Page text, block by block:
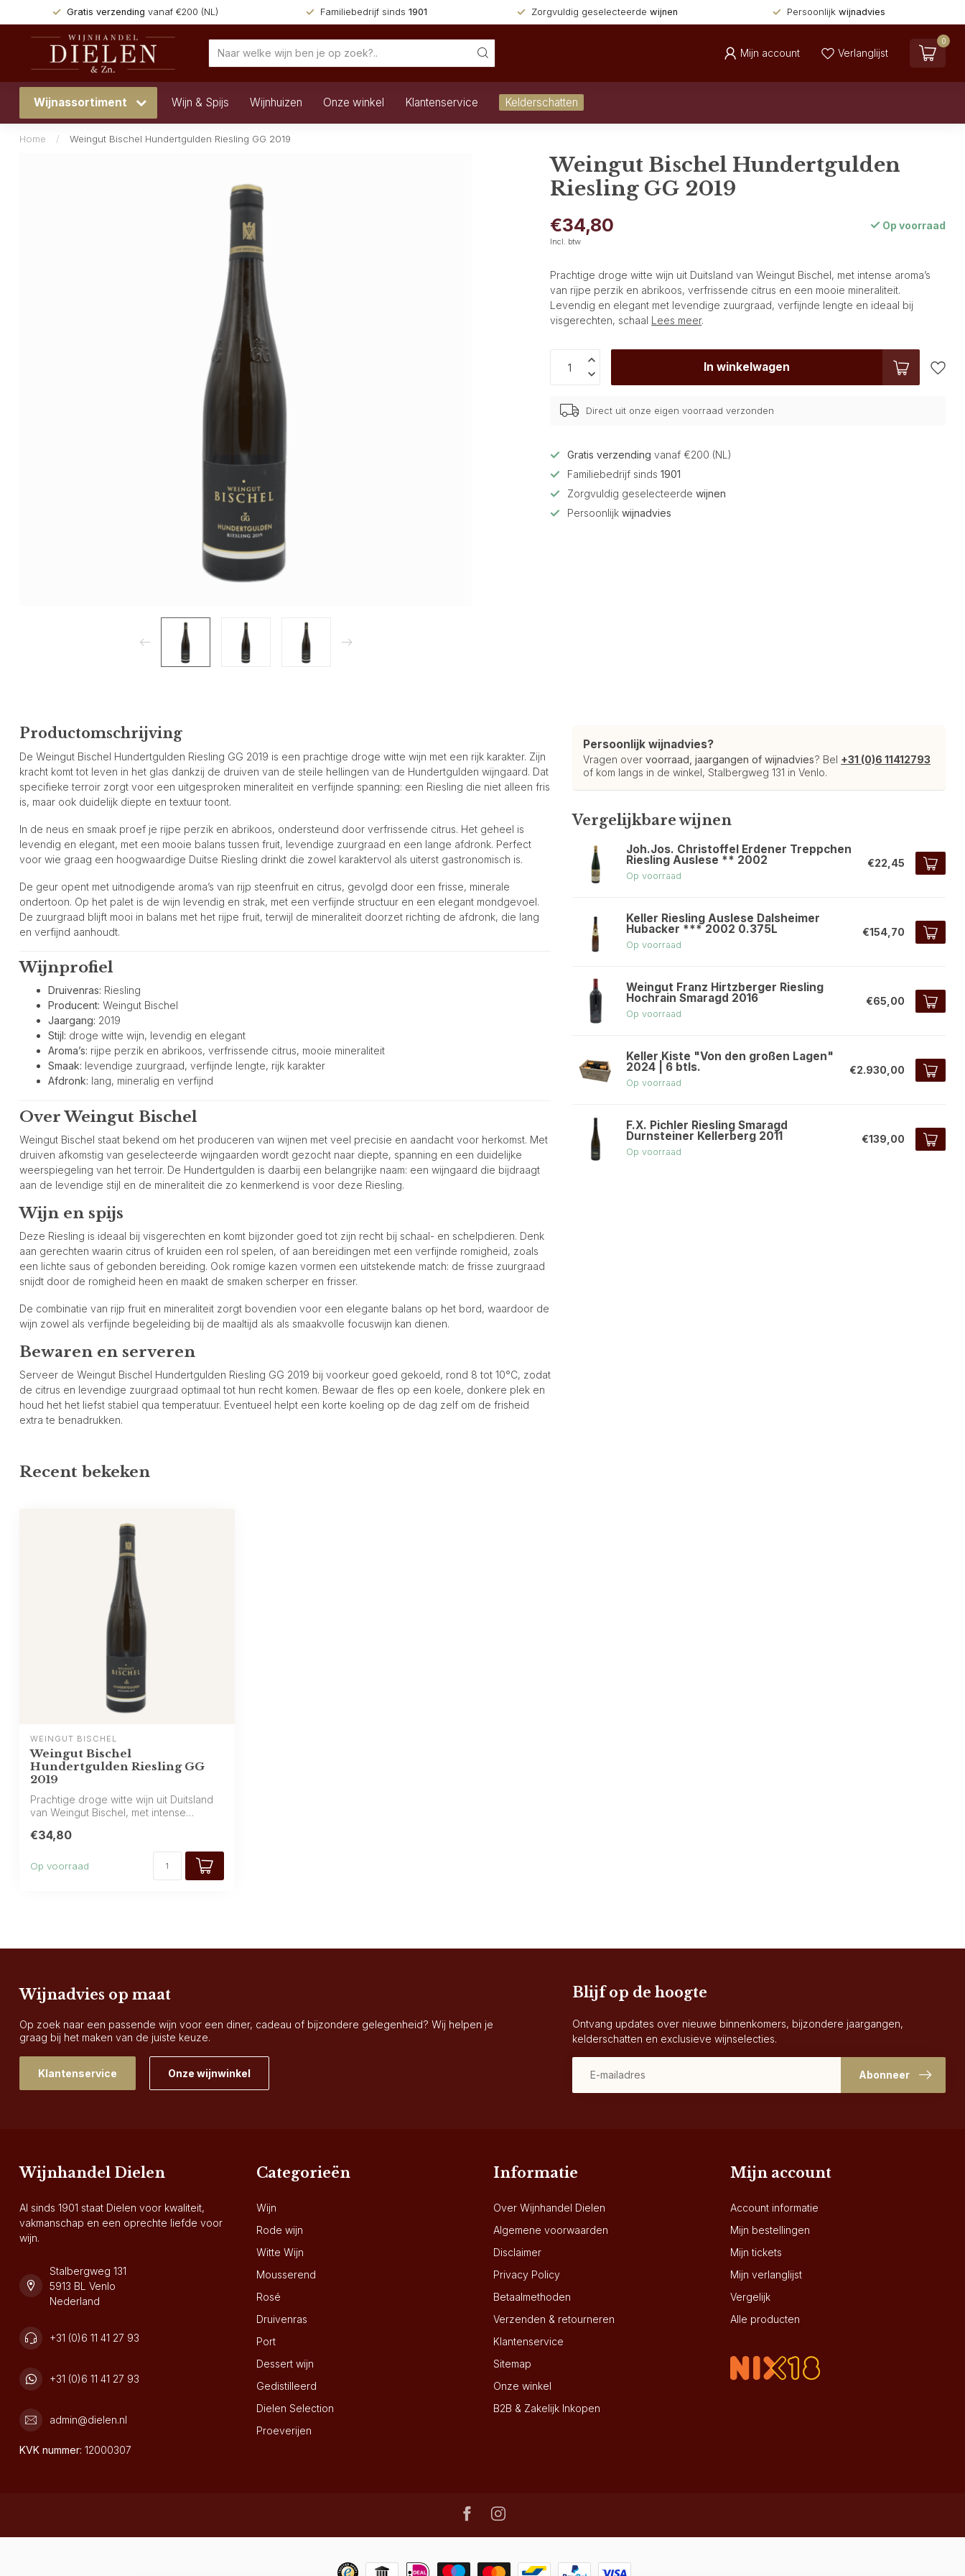
Gratis verzending vanaf €200 (NL) Familiebedrijf sinds 1901 Zorgvuldig geselecteerde wijnen Persoonlijk wijnadvies
Mijn account Verlanglijst
0
Wijnassortiment Wijn & Spijs Wijnhuizen Onze winkel Klantenservice Kelderschatten
Home / Weingut Bischel Hundertgulden Riesling GG 2019
Weingut Bischel Hundertgulden
Riesling GG 2019
€34,80
Incl. btw
Op voorraad
Prachtige droge witte wijn uit Duitsland van Weingut Bischel, met intense aroma’s
van rijpe perzik en abrikoos, verfrissende citrus en een mooie mineraliteit.
Levendig en elegant met levendige zuurgraad, verfijnde lengte en ideaal bij
visgerechten, schaal Lees meer.
In winkelwagen
Direct uit onze eigen voorraad verzonden
Gratis verzending vanaf €200 (NL)
Familiebedrijf sinds1901
Zorgvuldig geselecteerdewijnen
Persoonlijkwijnadvies
Productomschrijving
De Weingut Bischel Hundertgulden Riesling GG 2019 is een prachtige droge witte wijn met een rijk karakter. Zijn
kracht komt tot leven in het glas dankzij de druiven van de steile hellingen van de Hundertgulden wijngaard. Dat
specifieke terroir zorgt voor een uitgesproken mineraliteit en verfijnde spanning: een Riesling die niet alleen fris
is, maar ook duidelijk diepte en textuur toont.
In de neus en smaak proef je rijpe perzik en abrikoos, ondersteund door verfrissende citrus. Het geheel is
levendig en elegant, met een mooie balans tussen fruit, levendige zuurgraad en een lange afdronk. Perfect
voor wie graag een hoogwaardige Duitse Riesling drinkt die zowel karaktervol als uiterst gastronomisch is.
De geur opent met uitnodigende aroma’s van rijp steenfruit en citrus, gevolgd door een frisse, minerale
ondertoon. Op het palet is de wijn levendig en strak, met een verfijnde structuur en een elegant mondgevoel.
De zuurgraad blijft mooi in balans met het rijpe fruit, terwijl de mineraliteit doorzet richting de afdronk, die lang
en verfijnd aanhoudt.
Wijnprofiel
Druivenras: Riesling
Producent: Weingut Bischel
Jaargang: 2019
Stijl: droge witte wijn, levendig en elegant
Aroma’s: rijpe perzik en abrikoos, verfrissende citrus, mooie mineraliteit
Smaak: levendige zuurgraad, verfijnde lengte, rijk karakter
Afdronk: lang, mineralig en verfijnd
Over Weingut Bischel
Weingut Bischel staat bekend om het produceren van wijnen met veel precisie en aandacht voor herkomst. Met
druiven afkomstig van geselecteerde wijngaarden wordt gezocht naar diepte, spanning en een duidelijke
weerspiegeling van het terroir. De Hundertgulden is daarbij een belangrijke naam: een wijngaard die bijdraagt
aan de levendige stijl en de mineraliteit die zo kenmerkend is voor deze Riesling.
Wijn en spijs
Deze Riesling is ideaal bij visgerechten en komt bijzonder goed tot zijn recht bij schaal- en schelpdieren. Denk
aan gerechten waarin citrus of kruiden een rol spelen, of aan bereidingen met een verfijnde romigheid, zoals
een lichte saus of gebonden bereiding. Ook romige kazen vormen een uitstekende match: de frisse zuurgraad
snijdt door de romigheid heen en maakt de smaken scherper en frisser.
De combinatie van rijp fruit en mineraliteit zorgt bovendien voor een elegante balans op het bord, waardoor de
wijn zowel als verfijnde begeleiding bij de maaltijd als als smaakvolle focuswijn kan dienen.
Bewaren en serveren
Serveer de Weingut Bischel Hundertgulden Riesling GG 2019 bij voorkeur goed gekoeld, rond 8 tot 10°C, zodat
de citrus en levendige zuurgraad optimaal tot hun recht komen. Bewaar de fles op een koele, donkere plek en
houd het het liefst stabiel qua temperatuur. Eventueel helpt een korte koeling op de dag zelf om de frisheid
extra te benadrukken.
Persoonlijk wijnadvies?
Vragen over voorraad, jaargangen of wijnadvies? Bel +31 (0)6 11412793
of kom langs in de winkel, Stalbergweg 131 in Venlo.
Vergelijkbare wijnen
Joh.Jos. Christoffel Erdener Treppchen
Riesling Auslese ** 2002
Op voorraad
€22,45
Keller Riesling Auslese Dalsheimer
Hubacker *** 2002 0.375L
Op voorraad
€154,70
Weingut Franz Hirtzberger Riesling
Hochrain Smaragd 2016
Op voorraad
€65,00
Keller Kiste "Von den großen Lagen"
2024 | 6 btls.
Op voorraad
€2.930,00
F.X. Pichler Riesling Smaragd
Durnsteiner Kellerberg 2011
Op voorraad
€139,00
Recent bekeken
WEINGUT BISCHEL
Weingut Bischel
Hundertgulden Riesling GG
2019
Prachtige droge witte wijn uit Duitsland
van Weingut Bischel, met intense
€34,80
Op voorraad
Wijnadvies op maat
Op zoek naar een passende wijn voor een diner, cadeau of bijzondere gelegenheid? Wij helpen je
graag bij het maken van de juiste keuze.
Klantenservice Onze wijnwinkel
Blijf op de hoogte
Ontvang updates over nieuwe binnenkomers, bijzondere jaargangen,
kelderschatten en exclusieve wijnselecties.
Abonneer
Wijnhandel Dielen
Al sinds 1901 staat Dielen voor kwaliteit,
vakmanschap en een oprechte liefde voor
wijn.
Stalbergweg 131
5913 BL Venlo
Nederland
+31 (0)6 11 41 27 93
+31 (0)6 11 41 27 93
admin@dielen.nl
KVK nummer: 12000307
Categorieën
Wijn
Rode wijn
Witte Wijn
Mousserend
Rosé
Druivenras
Port
Dessert wijn
Gedistilleerd
Dielen Selection
Proeverijen
Informatie
Over Wijnhandel Dielen
Algemene voorwaarden
Disclaimer
Privacy Policy
Betaalmethoden
Verzenden & retourneren
Klantenservice
Sitemap
Onze winkel
B2B & Zakelijk Inkopen
Mijn account
Account informatie
Mijn bestellingen
Mijn tickets
Mijn verlanglijst
Vergelijk
Alle producten